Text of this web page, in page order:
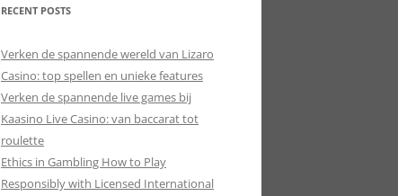
RECENT POSTS
Verken de spannende wereld van Lizaro
Casino: top spellen en unieke features
Verken de spannende live games bij
Kaasino Live Casino: van baccarat tot
roulette
Ethics in Gambling How to Play
Responsibly with Licensed International